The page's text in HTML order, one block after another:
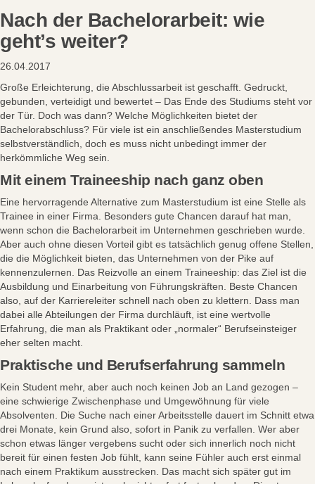
Nach der Bachelorarbeit: wie
geht’s weiter?
26.04.2017
Große Erleichterung, die Abschlussarbeit ist geschafft. Gedruckt,
gebunden, verteidigt und bewertet – Das Ende des Studiums steht vor
der Tür. Doch was dann? Welche Möglichkeiten bietet der
Bachelorabschluss? Für viele ist ein anschließendes Masterstudium
selbstverständlich, doch es muss nicht unbedingt immer der
herkömmliche Weg sein.
Mit einem Traineeship nach ganz oben
Eine hervorragende Alternative zum Masterstudium ist eine Stelle als
Trainee in einer Firma. Besonders gute Chancen darauf hat man,
wenn schon die Bachelorarbeit im Unternehmen geschrieben wurde.
Aber auch ohne diesen Vorteil gibt es tatsächlich genug offene Stellen,
die die Möglichkeit bieten, das Unternehmen von der Pike auf
kennenzulernen. Das Reizvolle an einem Traineeship: das Ziel ist die
Ausbildung und Einarbeitung von Führungskräften. Beste Chancen
also, auf der Karriereleiter schnell nach oben zu klettern. Dass man
dabei alle Abteilungen der Firma durchläuft, ist eine wertvolle
Erfahrung, die man als Praktikant oder „normaler“ Berufseinsteiger
eher selten macht.
Praktische und Berufserfahrung sammeln
Kein Student mehr, aber auch noch keinen Job an Land gezogen –
eine schwierige Zwischenphase und Umgewöhnung für viele
Absolventen. Die Suche nach einer Arbeitsstelle dauert im Schnitt etwa
drei Monate, kein Grund also, sofort in Panik zu verfallen. Wer aber
schon etwas länger vergebens sucht oder sich innerlich noch nicht
bereit für einen festen Job fühlt, kann seine Fühler auch erst einmal
nach einem Praktikum ausstrecken. Das macht sich später gut im